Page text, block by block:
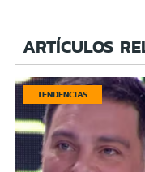
ARTÍCULOS
TENDENCIAS